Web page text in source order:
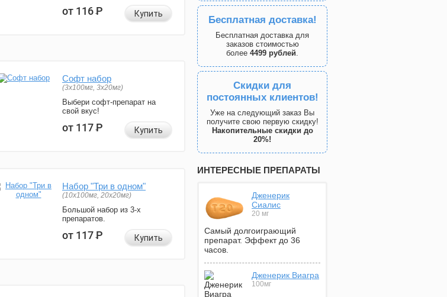
от 116Р Купить
Софт набор
(3x100мг, 3x20мг)
Выбери софт-препарат на
свой вкус!
от 117Р Купить
Набор "Три в одном"
(10x100мг, 20x20мг)
Большой набор из 3-х
препаратов.
от 117Р Купить
Бесплатная доставка!
Бесплатная доставка для
заказов стоимостью
более 4499 рублей.
Скидки для
постоянных клиентов!
Уже на следующий заказ Вы
получите свою первую скидку!
Накопительные скидки до
20%!
ИНТЕРЕСНЫЕ ПРЕПАРАТЫ
Дженерик
Сиалис
20 мг
Самый долгоиграющий
препарат. Эффект до 36
часов.
Дженерик Виагра
100мг